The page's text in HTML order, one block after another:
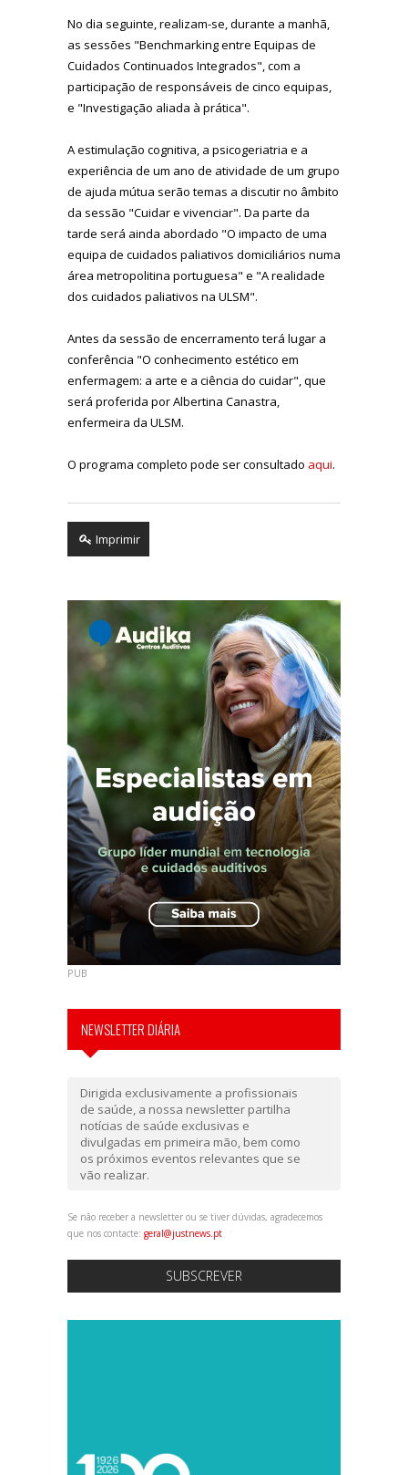
No dia seguinte, realizam-se, durante a manhã,
as sessões "Benchmarking entre Equipas de
Cuidados Continuados Integrados", com a
participação de responsáveis de cinco equipas,
e "Investigação aliada à prática".
A estimulação cognitiva, a psicogeriatria e a
experiência de um ano de atividade de um grupo
de ajuda mútua serão temas a discutir no âmbito
da sessão "Cuidar e vivenciar". Da parte da
tarde será ainda abordado "O impacto de uma
equipa de cuidados paliativos domiciliários numa
área metropolitina portuguesa" e "A realidade
dos cuidados paliativos na ULSM".
Antes da sessão de encerramento terá lugar a
conferência "O conhecimento estético em
enfermagem: a arte e a ciência do cuidar", que
será proferida por Albertina Canastra,
enfermeira da ULSM.
O programa completo pode ser consultado aqui.
Imprimir
PUB
NEWSLETTER DIÁRIA
Dirigida exclusivamente a profissionais
de saúde, a nossa newsletter partilha
notícias de saúde exclusivas e
divulgadas em primeira mão, bem como
os próximos eventos relevantes que se
vão realizar.
Se não receber a newsletter ou se tiver dúvidas, agradecemos
que nos contacte: geral@justnews.pt
SUBSCREVER